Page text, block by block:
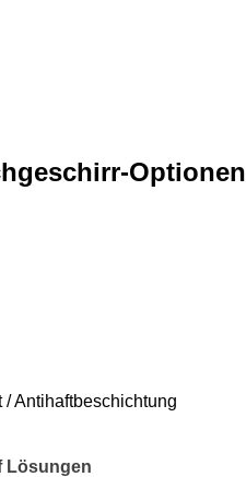
Optionen
/ Antihaftbeschichtung
Lösungen